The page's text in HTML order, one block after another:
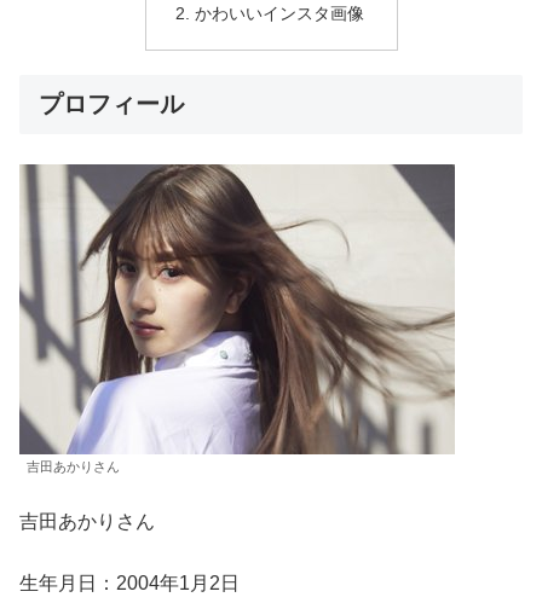
かわいいインスタ画像
プロフィール
吉田あかりさん
吉田あかりさん
生年月日：2004年1月2日